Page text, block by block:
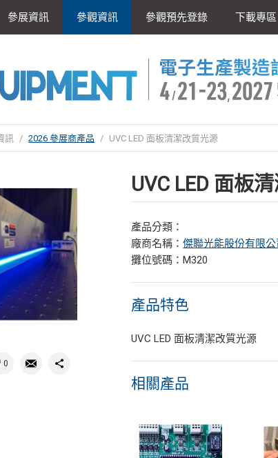
參展資訊 參觀資訊 參觀預先登錄 下載專區
訊 / 2026 參展商產品 / UVC LED 面板清潔改質光源
0
UVC LED 面板
產品分類：
廠商名稱：傑聯光能股份有限公
攤位號碼：M320
產品特色
UVC LED 面板清潔改質光源
相關產品